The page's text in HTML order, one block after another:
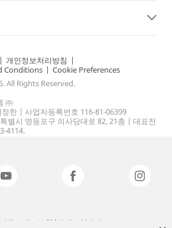
| 개인정보처리방침 |
Conditions | Cookie Preferences
All Rights Reserved.
㈜
한 | 사업자등록번호 116-81-06399
별시 영등포구 의사당대로 82, 21층 | 대표전
4114.
된 브랜드는 3M의 상표입니다.